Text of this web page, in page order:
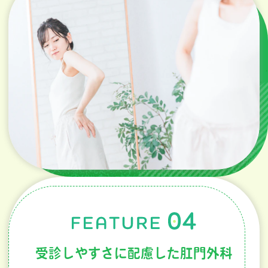
受診しやすさに配慮した肛門外科